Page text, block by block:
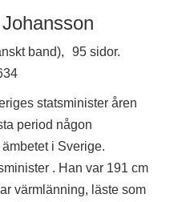
band),
95 sidor.
statsminister åren
period någon
i Sverige.
. Han var 191 cm
värmlänning, läste som